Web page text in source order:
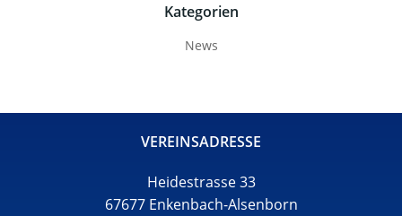
Kategorien
News
VEREINSADRESSE
Heidestrasse 33
67677 Enkenbach-Alsenborn